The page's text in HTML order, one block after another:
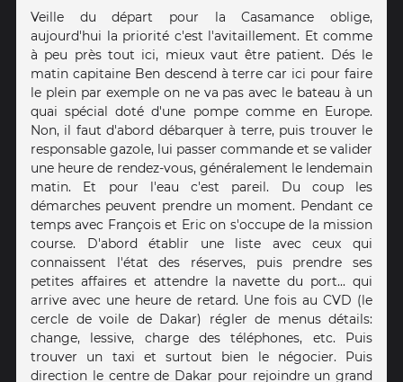
Veille du départ pour la Casamance oblige,
aujourd'hui la priorité c'est l'avitaillement. Et comme
à peu près tout ici, mieux vaut être patient. Dés le
matin capitaine Ben descend à terre car ici pour faire
le plein par exemple on ne va pas avec le bateau à un
quai spécial doté d'une pompe comme en Europe.
Non, il faut d'abord débarquer à terre, puis trouver le
responsable gazole, lui passer commande et se valider
une heure de rendez-vous, généralement le lendemain
matin. Et pour l'eau c'est pareil. Du coup les
démarches peuvent prendre un moment. Pendant ce
temps avec François et Eric on s'occupe de la mission
course. D'abord établir une liste avec ceux qui
connaissent l'état des réserves, puis prendre ses
petites affaires et attendre la navette du port... qui
arrive avec une heure de retard. Une fois au CVD (le
cercle de voile de Dakar) régler de menus détails:
change, lessive, charge des téléphones, etc. Puis
trouver un taxi et surtout bien le négocier. Puis
direction le centre de Dakar pour rejoindre un grand